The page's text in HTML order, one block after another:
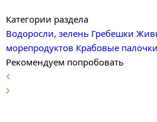
Категории раздела
Водоросли, зелень Гребешки
морепродуктов Крабовые палочки
Рекомендуем попробовать